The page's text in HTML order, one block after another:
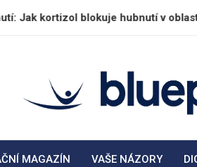
blokuje hubnutí v oblasti břicha
BluePress.cz
MAGAZÍN VAŠE NÁZORY